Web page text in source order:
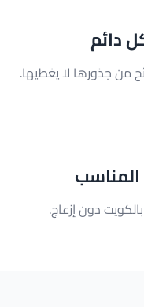
دائم
من جذورها لا يغطيها.
دون إزعاج.